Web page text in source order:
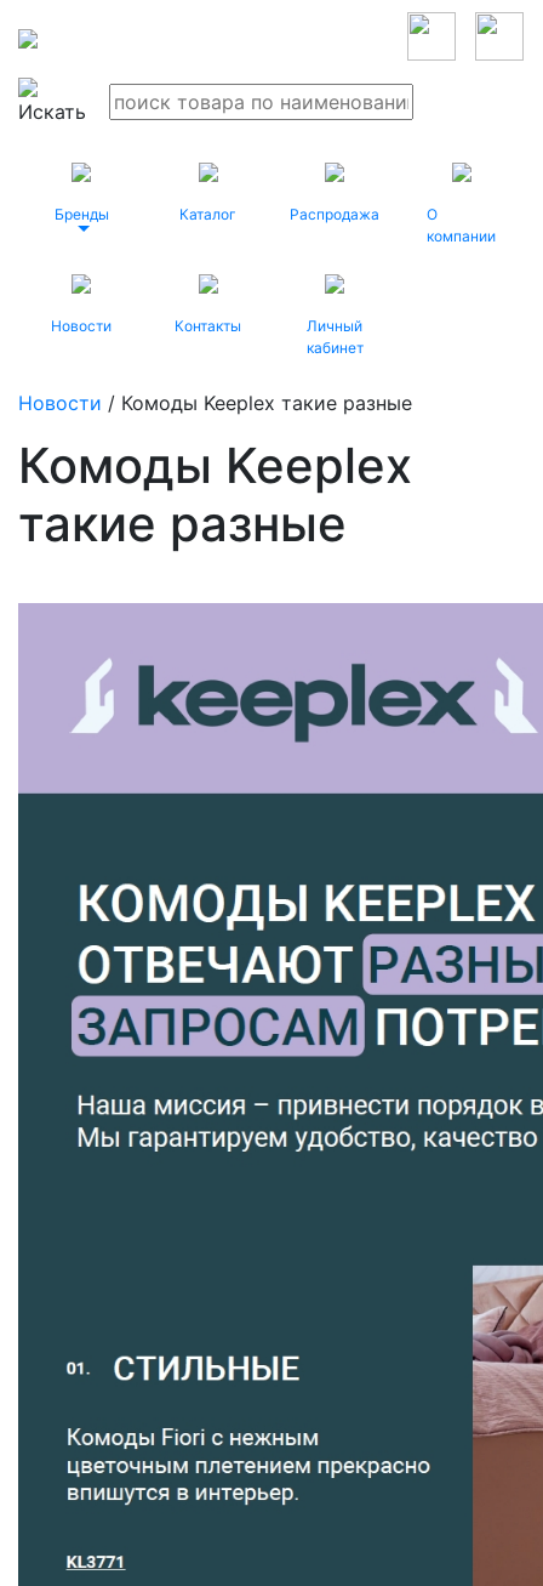
Бренды Каталог Распродажа
О
компании
Новости Контакты
Личный
кабинет
Новости / Комоды Keeplex такие разные
Комоды Keeplex
такие разные